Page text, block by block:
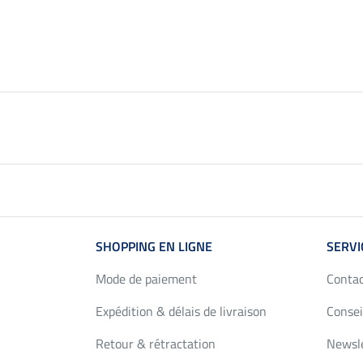
SHOPPING EN LIGNE
Mode de paiement
Expédition & délais de livraison
Retour & rétractation